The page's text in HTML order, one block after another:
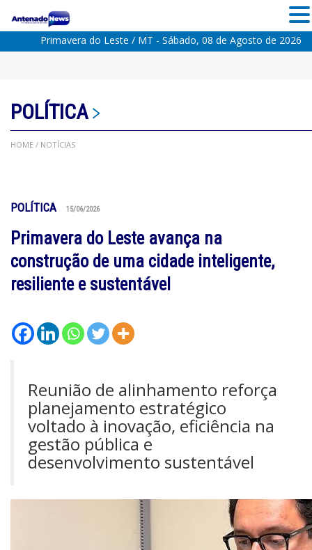
Primavera do Leste / MT - Sábado, 08 de Agosto de 2026
POLÍTICA
HOME / NOTÍCIAS
POLÍTICA 15/06/2026
Primavera do Leste avança na
construção de uma cidade inteligente,
resiliente e sustentável
Reunião de alinhamento reforça
planejamento estratégico
voltado à inovação, eficiência na
gestão pública e
desenvolvimento sustentável